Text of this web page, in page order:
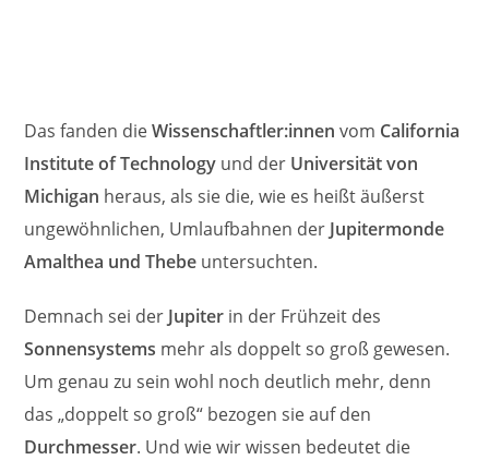
Das fanden dieWissenschaftler:innen vom California
Institute of Technology und der Universität von
Michigan heraus, als sie die, wie es heißt äußerst
ungewöhnlichen, Umlaufbahnen der Jupitermonde
Amalthea und Thebe untersuchten.
Demnach sei der Jupiter in der Frühzeit des
Sonnensystems mehr als doppelt so groß gewesen.
Um genau zu sein wohl noch deutlich mehr, denn
das „doppelt so groß“ bezogen sie auf den
Durchmesser. Und wie wir wissen bedeutet die